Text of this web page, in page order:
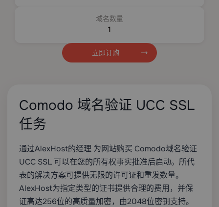
域名数量
1
立即订购
Comodo 域名验证 UCC SSL
任务
通过AlexHost的经理 为网站购买 Comodo域名验证
UCC SSL 可以在您的所有权事实批准后启动。所代
表的解决方案可提供无限的许可证和重发数量。
AlexHost为指定类型的证书提供合理的费用，并保
证高达256位的高质量加密，由2048位密钥支持。